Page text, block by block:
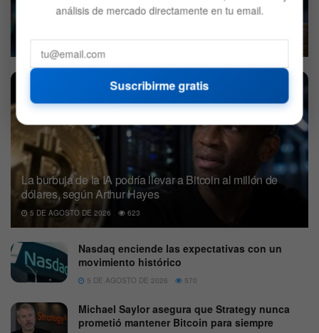
Cuál es la memecoin que subió más de 4.000% en solo
La burbuja de la IA podría llevar a Bitcoin al millón de
dólares, según Arthur Hayes
5 DE AGOSTO DE 2026 623
Nasdaq enciende las expectativas con un
movimiento histórico
5 DE AGOSTO DE 2026 570
Michael Saylor asegura que Strategy nunca
prometió mantener Bitcoin para siempre
análisis de mercado directamente en tu email.
Suscribirme gratis